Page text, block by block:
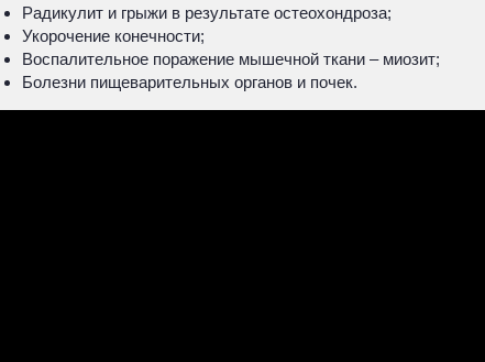
Радикулит и грыжи в результате остеохондроза;
Укорочение конечности;
Воспалительное поражение мышечной ткани – миозит;
Болезни пищеварительных органов и почек.